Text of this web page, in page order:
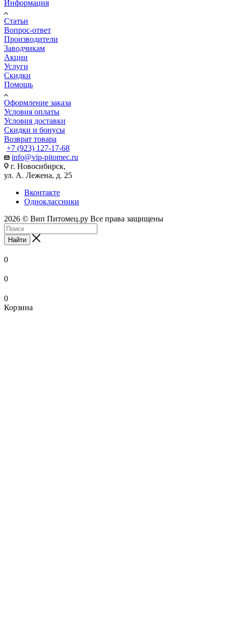
Информация
Статьи
Вопрос-ответ
Производители
Заводчикам
Акции
Услуги
Скидки
Помощь
Оформление заказа
Условия оплаты
Условия доставки
Скидки и бонусы
Возврат товара
+7 (923) 127-17-68
info@vip-pitomec.ru
г. Новосибирск,
ул. А. Лежена, д. 25
Вконтакте
Одноклассники
2026 © Вип Питомец.ру Все права защищены
Найти
0
0
0
Корзина